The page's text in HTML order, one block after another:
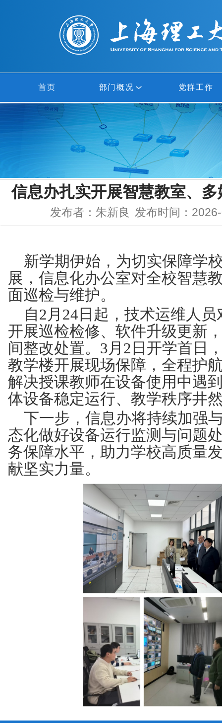
首页 部门概况
网络中心
信息中心
党群工作
信息办扎实开展智慧教室、
发布者：朱新良 发布时间：
新学期伊始，为切实保障学
展，信息化办公室对全校智慧
面巡检与维护。
自2 月 24 日起，技术运维人
开展巡检检修、软件升级更新
间整改处置。 3 月 2 日开学首日
教学楼开展现场保障，全程护
解决授课教师在设备使用中遇
体设备稳定运行、教学秩序井
下一步，信息办将持续加强
态化做好设备运行监测与问题
务保障水平，助力学校高质量
献坚实力量。